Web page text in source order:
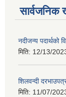
सार्वजनिक
नदीजन्य पदार्थको
मिति: 12/13/
शिलवन्दी
मिति: 11/07/